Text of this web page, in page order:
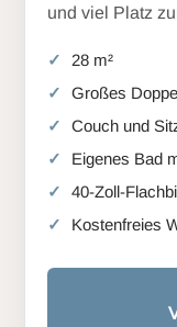
und viel Platz
28 m²
Großes
Couch und
Eigenes Bad
40-Zoll-
Kostenfreies